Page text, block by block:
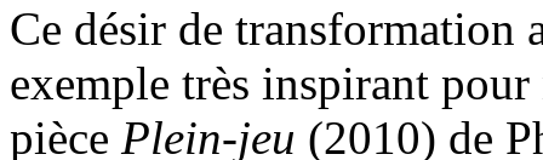
Ce désir de transformation
exemple très inspirant
pièce Plein-jeu (2010) de